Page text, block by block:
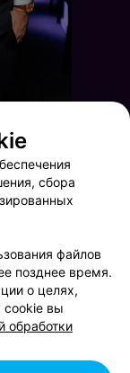
в Бруклине
сбора
файлов
позднее время.
о целях,
cookie вы
обработки